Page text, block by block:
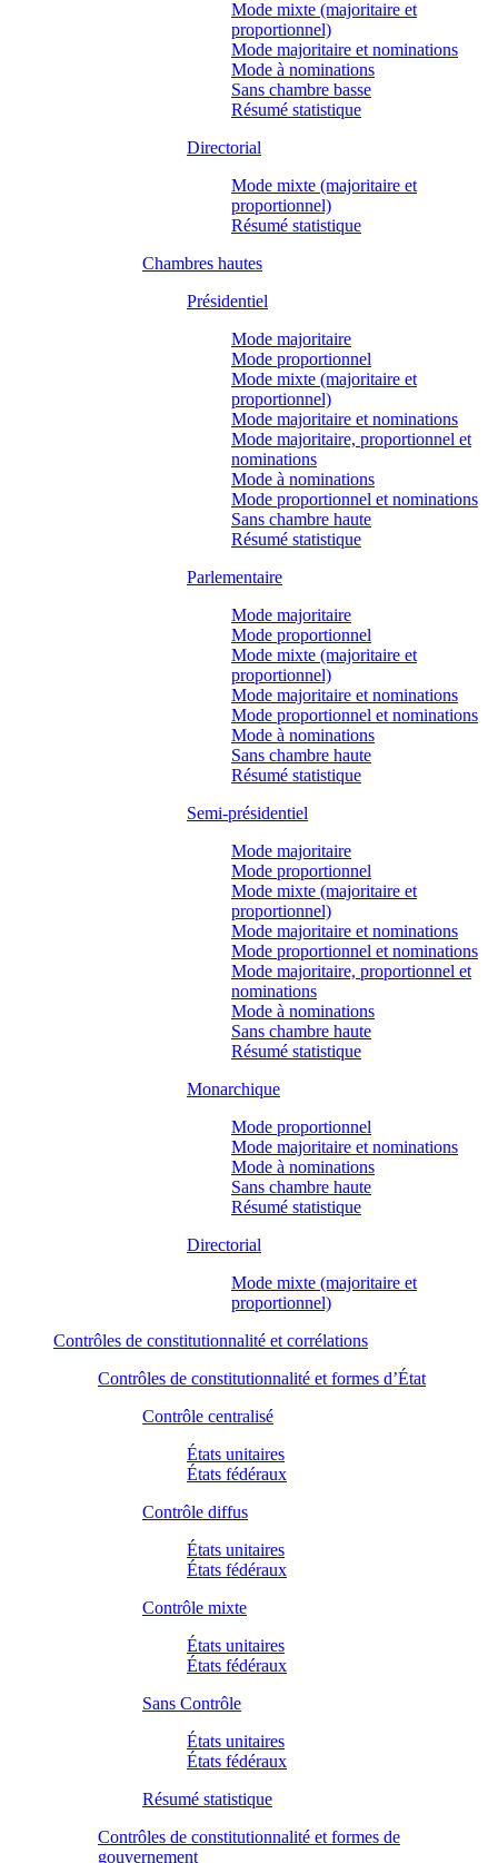
Mode mixte (majoritaire et
proportionnel)
Mode majoritaire et nominations
Mode à nominations
Sans chambre basse
Résumé statistique
Directorial
Mode mixte (majoritaire et
proportionnel)
Résumé statistique
Chambres hautes
Présidentiel
Mode majoritaire
Mode proportionnel
Mode mixte (majoritaire et
proportionnel)
Mode majoritaire et nominations
Mode majoritaire, proportionnel et
nominations
Mode à nominations
Mode proportionnel et nominations
Sans chambre haute
Résumé statistique
Parlementaire
Mode majoritaire
Mode proportionnel
Mode mixte (majoritaire et
proportionnel)
Mode majoritaire et nominations
Mode proportionnel et nominations
Mode à nominations
Sans chambre haute
Résumé statistique
Semi-présidentiel
Mode majoritaire
Mode proportionnel
Mode mixte (majoritaire et
proportionnel)
Mode majoritaire et nominations
Mode proportionnel et nominations
Mode majoritaire, proportionnel et
nominations
Mode à nominations
Sans chambre haute
Résumé statistique
Monarchique
Mode proportionnel
Mode majoritaire et nominations
Mode à nominations
Sans chambre haute
Résumé statistique
Directorial
Mode mixte (majoritaire et
proportionnel)
Contrôles de constitutionnalité et corrélations
Contrôles de constitutionnalité et formes d’État
Contrôle centralisé
États unitaires
États fédéraux
Contrôle diffus
États unitaires
États fédéraux
Contrôle mixte
États unitaires
États fédéraux
Sans Contrôle
États unitaires
États fédéraux
Résumé statistique
Contrôles de constitutionnalité et formes de
gouvernement